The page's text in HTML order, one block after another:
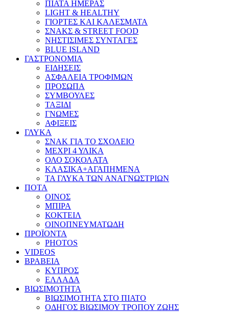
ΠΙΑΤΑ ΗΜΕΡΑΣ
LIGHT & HEALTHY
ΓΙΟΡΤΕΣ ΚΑΙ ΚΑΛΕΣΜΑΤΑ
ΣΝΑΚΣ & STREET FOOD
ΝΗΣΤΙΣΙΜΕΣ ΣΥΝΤΑΓΕΣ
BLUE ISLAND
ΓΑΣΤΡΟΝΟΜΙΑ
ΕΙΔΗΣΕΙΣ
ΑΣΦΑΛΕΙΑ ΤΡΟΦΙΜΩΝ
ΠΡΟΣΩΠΑ
ΣΥΜΒΟΥΛΕΣ
ΤΑΞΙΔΙ
ΓΝΩΜΕΣ
ΑΦΙΞΕΙΣ
ΓΛΥΚΑ
ΣΝΑΚ ΓΙΑ ΤΟ ΣΧΟΛΕΙΟ
ΜΕΧΡΙ 4 ΥΛΙΚΑ
ΟΛΟ ΣΟΚΟΛΑΤΑ
ΚΛΑΣΙΚΑ+ΑΓΑΠΗΜΕΝΑ
ΤΑ ΓΛΥΚΑ ΤΩΝ ΑΝΑΓΝΩΣΤΡΙΩΝ
ΠΟΤΑ
ΟΙΝΟΣ
ΜΠΙΡΑ
ΚΟΚΤΕΙΛ
ΟΙΝΟΠΝΕΥΜΑΤΩΔΗ
ΠΡΟΪΟΝΤΑ
PHOTOS
VIDEOS
ΒΡΑΒΕΙΑ
ΚΥΠΡΟΣ
ΕΛΛΑΔΑ
ΒΙΩΣΙΜΟΤΗΤΑ
ΒΙΩΣΙΜΟΤΗΤΑ ΣΤΟ ΠΙΑΤΟ
ΟΔΗΓΟΣ ΒΙΩΣΙΜΟΥ ΤΡΟΠΟΥ ΖΩΗΣ